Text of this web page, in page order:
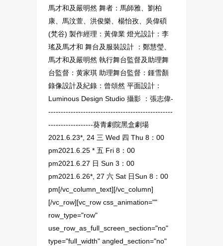
馬才和及嚴明然 舞者：馬師雅、劉柏
康、馬汶萱、洪俊樂、楊怡孜、吳偉碩
(梵谷) 製作經理：黃偉業 燈光設計：李
瑤及馬才和 舞台及服裝設計 ：鄭慧瑩、
馬才和及嚴明然 執行舞台監督及助理舞
台監督：黄家琪 助理舞台監督：鍾雪顏
錄像設計及紀錄：曾頌然 平面設計：
Luminous Design Studio 攝影 ：張志偉-
--------------------------------------------------
------------------葵青劇院黑盒劇場
2021.6.23*, 24 三 Wed 四 Thu 8：00
pm2021.6.25 * 五 Fri 8：00
pm2021.6.27 日 Sun 3：00
pm2021.6.26*, 27 六 Sat 日Sun 8：00
pm[/vc_column_text][/vc_column]
[/vc_row][vc_row css_animation=""
row_type="row"
use_row_as_full_screen_section="no"
type="full_width" angled_section="no"